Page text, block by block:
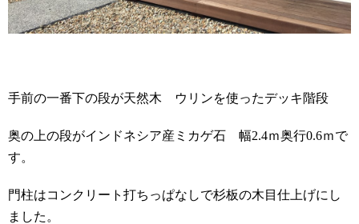
手前の一番下の段が天然木 ウリンを使ったデッキ階段
奥の上の段がインドネシア産ミカゲ石 幅2.4ｍ奥行0.6ｍで
す。
門柱はコンクリート打ちっぱなしで杉板の木目仕上げにし
ました。